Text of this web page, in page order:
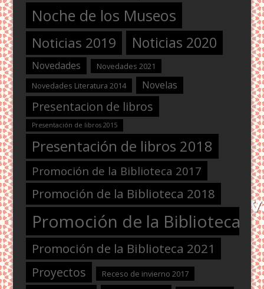
Noche de los Museos
Noticias 2019 Noticias 2020
Novedades
Novedades 2021
Novedades Literatura 2014
Novelas
Presentacion de libros
Presentación de libros 2015
Presentación de libros 2018
Promoción de la Biblioteca 2017
Promoción de la Biblioteca 2018
Promoción de la Biblioteca
Promoción de la Biblioteca 2021
Proyectos Receso de invierno 2017